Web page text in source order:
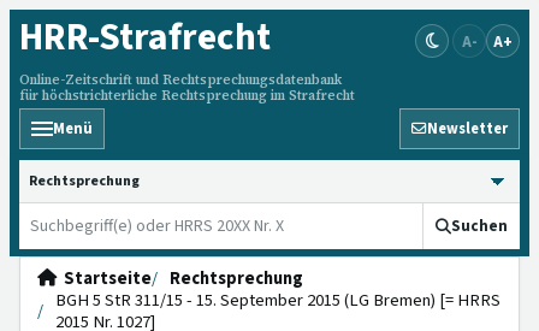
HRR-Strafrecht
Online-Zeitschrift und Rechtsprechungsdatenbank
für höchstrichterliche Rechtsprechung im Strafrecht
A- A+
Menü Newsletter
HRRS durchsuchen
Suchen
Startseite
Rechtsprechung
BGH 5 StR 311/15 - 15. September 2015 (LG Bremen) [= HRRS
2015 Nr. 1027]